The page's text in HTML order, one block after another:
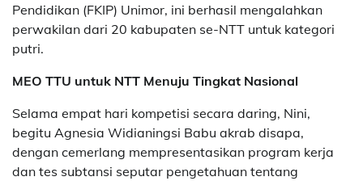
Pendidikan (FKIP) Unimor, ini berhasil mengalahkan
perwakilan dari 20 kabupaten se-NTT untuk kategori
putri.
MEO TTU untuk NTT Menuju Tingkat Nasional
Selama empat hari kompetisi secara daring, Nini,
begitu Agnesia Widianingsi Babu akrab disapa,
dengan cemerlang mempresentasikan program kerja
dan tes subtansi seputar pengetahuan tentang